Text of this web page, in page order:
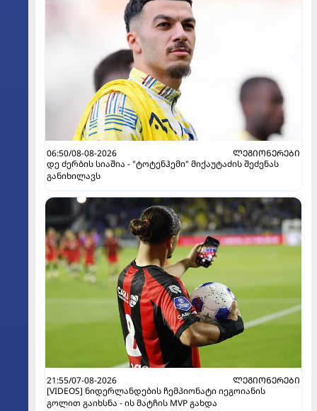
06:50/08-08-2026
ᲚᲔᲒᲘᲝᲜᲔᲠᲔᲑᲘ
დე ძერბის სიაშია - "ტოტენჰემი" მიქაუტაძის შეძენას
განიხილავს
21:55/07-08-2026
ᲚᲔᲒᲘᲝᲜᲔᲠᲔᲑᲘ
[VIDEOS] ნიდერლანდების ჩემპიონატი იეგოიანის
გოლით გაიხსნა - ის მატჩის MVP გახდა